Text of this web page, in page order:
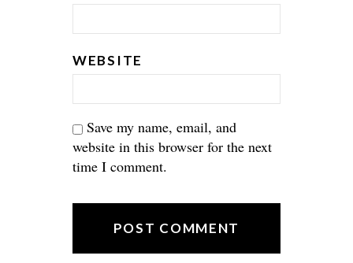
WEBSITE
Save my name, email, and
website in this browser for the next
time I comment.